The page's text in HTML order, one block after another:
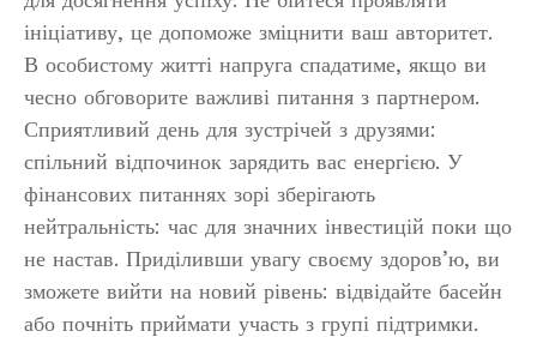
ініціативу, це допоможе зміцнити ваш авторитет.
В особистому житті напруга спадатиме, якщо ви
чесно обговорите важливі питання з партнером.
Сприятливий день для зустрічей з друзями:
спільний відпочинок зарядить вас енергією. У
фінансових питаннях зорі зберігають
нейтральність: час для значних інвестицій поки що
не настав. Приділивши увагу своєму здоров’ю, ви
зможете вийти на новий рівень: відвідайте басейн
або почніть приймати участь з групі підтримки.